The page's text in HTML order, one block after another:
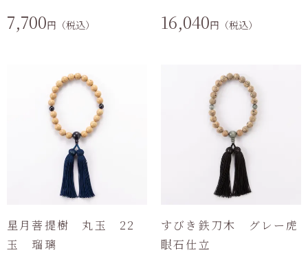
7,700円（税込） 16,040円（税込）
星月菩提樹 丸玉 22
玉 瑠璃
すびき鉄刀木 グレー虎
眼石仕立